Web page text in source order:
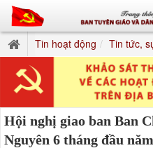
Tin hoạt động Tin tức,
Hội nghị giao ban Ban
Nguyên 6 tháng đầu